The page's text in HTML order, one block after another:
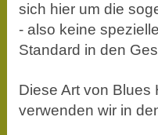
sich hier um die
- also keine
Standard in den
Diese Art von Blues
verwenden wir in